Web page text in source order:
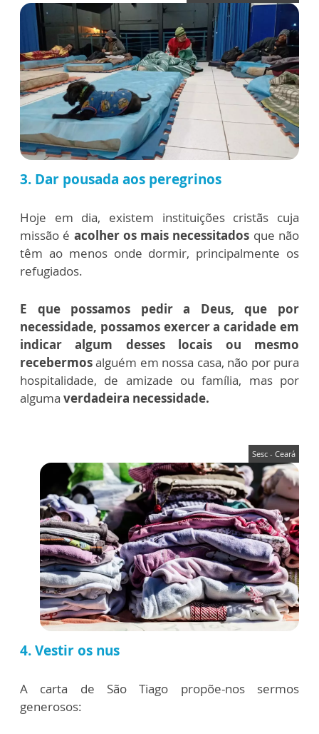
3. Dar pousada aos peregrinos
Hoje em dia, existem instituições cristãs cuja
missão é acolher os mais necessitados que não
têm ao menos onde dormir, principalmente os
refugiados.
E que possamos pedir a Deus, que por
necessidade, possamos exercer a caridade em
indicar algum desses locais ou mesmo
recebermosalguém em nossa casa, não por pura
hospitalidade, de amizade ou família, mas por
alguma verdadeira necessidade.
Sesc - Ceará
4. Vestir os nus
A carta de São Tiago propõe-nos sermos
generosos: